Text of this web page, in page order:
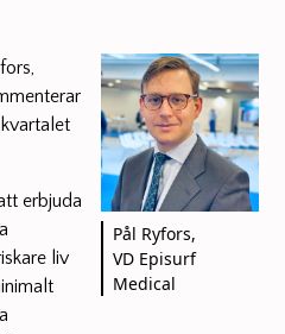
Pål Ryfors,
VD Episurf
Medical
erbjuda
liv